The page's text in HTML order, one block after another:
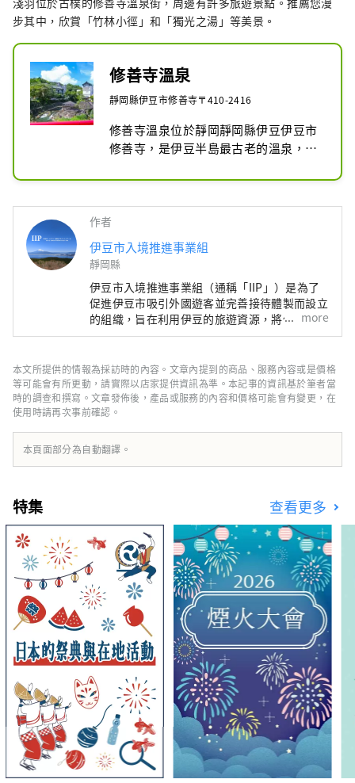
步其中，欣賞「竹林小徑」和「獨光之湯」等美景。
修善寺溫泉
靜岡縣伊豆市修善寺〒410-2416
修善寺溫泉位於靜岡靜岡縣伊豆伊豆市
修善寺，是伊豆半島最古老的溫泉，被
稱桂川）流經溫泉街的中心，河岸兩旁
排列著溫泉旅館和餐廳。河岸邊是溫泉
勝地的象徵－獨光之湯。附近有修善
寺，該地區的名字由此而來，吸引了許
多遊客前來參觀。寺院每年8月20日及
有美食攤位及煙火表演。寺內還有散步
道，「竹林小徑」是熱門景點。
史遺跡，包括鎌倉幕府第二代將軍鎌倉
家的墳墓，以及他的母親北條政子為祈
禱其靈魂安息而建造的指月殿。
作者
伊豆市入境推進事業組
靜岡縣
伊豆市入境推進事業組（通稱「IIP」）是為了
促進伊豆市吸引外國遊客並完善接待體製而設立
的組織，旨在利用伊豆的旅遊資源，將伊豆打造
為具有魅力的國際旅遊城市。 伊豆市自然資源
旅遊景點。交通便利，從東京搭火車約兩小時交
通，是一日遊或週末度假的理想之地。 [關於封
面圖的說明] 封面圖片是伊豆市色彩攝影比賽的
得獎作品。 攝影者：大島宏樹 作品名稱：《輕
雪的色彩》 禁止未經授權使用和複製封面圖
片。 有關封面圖片的使用方法，請確認伊豆市
more
本文所提供的情報為採訪時的內容。文章內提到的商品、服務內容或是價格
等可能會有所更動，請實際以店家提供資訊為準。本記事的資訊基於筆者當
時的調查和撰寫。文章發佈後，產品或服務的內容和價格可能會有變更，在
使用時請再次事前確認。
本頁面部分為自動翻譯。
特集 查看更多